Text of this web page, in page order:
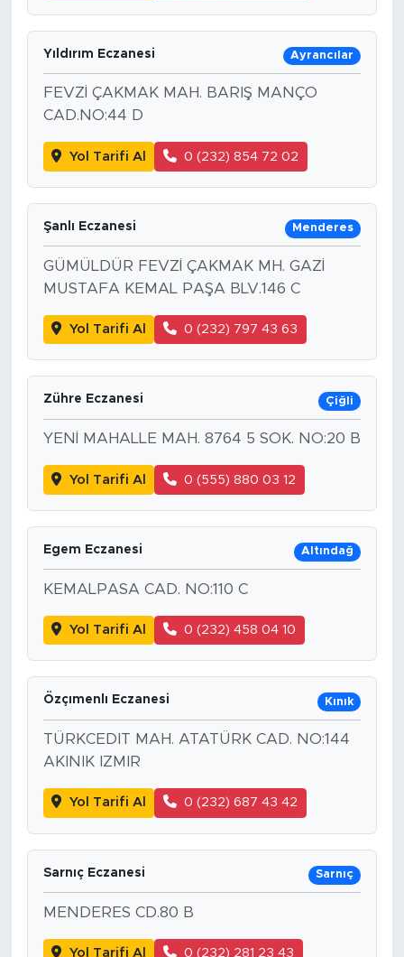
Yıldırım Eczanesi Ayrancılar
FEVZİ ÇAKMAK MAH. BARIŞ MANÇO
CAD.NO:44 D
Yol Tarifi Al 0 (232) 854 72 02
Şanlı Eczanesi Menderes
GÜMÜLDÜR FEVZİ ÇAKMAK MH. GAZİ
MUSTAFA KEMAL PAŞA BLV.146 C
Yol Tarifi Al 0 (232) 797 43 63
Zühre Eczanesi Çiğli
YENİ MAHALLE MAH. 8764 5 SOK. NO:20 B
Yol Tarifi Al 0 (555) 880 03 12
Egem Eczanesi Altındağ
KEMALPASA CAD. NO:110 C
Yol Tarifi Al 0 (232) 458 04 10
Özçımenlı Eczanesi Kınık
TÜRKCEDIT MAH. ATATÜRK CAD. NO:144
AKINIK IZMIR
Yol Tarifi Al 0 (232) 687 43 42
Sarnıç Eczanesi Sarnıç
MENDERES CD.80 B
Yol Tarifi Al 0 (232) 281 23 43